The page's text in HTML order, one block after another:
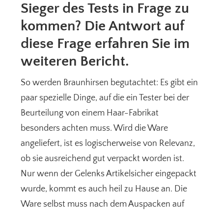
Sieger des Tests in Frage zu
kommen? Die Antwort auf
diese Frage erfahren Sie im
weiteren Bericht.
So werden Braunhirsen begutachtet: Es gibt ein
paar spezielle Dinge, auf die ein Tester bei der
Beurteilung von einem Haar-Fabrikat
besonders achten muss. Wird die Ware
angeliefert, ist es logischerweise von Relevanz,
ob sie ausreichend gut verpackt worden ist.
Nur wenn der Gelenks Artikelsicher eingepackt
wurde, kommt es auch heil zu Hause an. Die
Ware selbst muss nach dem Auspacken auf